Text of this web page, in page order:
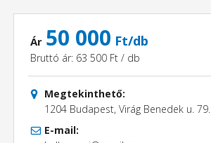
Ár 50 000 Ft/db
Bruttó ár: 63 500 Ft / db
Megtekinthető:
1204 Budapest, Virág Benedek u. 79.
E-mail: